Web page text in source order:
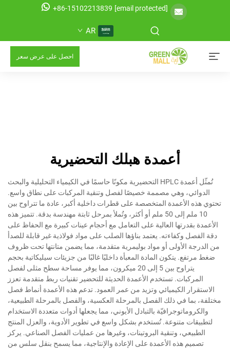
[email protected]
+86-15102213839
AR
احصل على عرض سعر
أعمدة هبلك التحضيرية
تُمثّل أعمدة HPLC التحضيرية مكونًا حاسمًا في الكيمياء التحليلية والبحث
الدوائي، وهي مصممة خصيصًا لفصل وتنقية المركبات على نطاق واسع.
تحتوي هذه الأعمدة المتخصصة على قطرات داخلية أكبر، عادة ما تتراوح بين
10 ملم إلى 50 ملم أو أكثر، وتُملأ بمرحل ثابتة مهندسة بدقة. تتميز هذه
الأعمدة بقدرتها العالية على التعامل مع أحجام عينات كبيرة مع الحفاظ على
دقة الفصل وكفاءته. يعتمد بناؤها الصلب على مواد فولاذية غير قابلة للصدأ
من الدرجة الأولى أو مواد بوليمرية متقدمة، مما يضمن متانتها تحت ظروف
ضغط مرتفع. يتكون المادة المعبأة داخليًا غالبًا من جزيئات سيليكاتية بحجم
يتراوح بين 5 إلى 20 ميكرون، مما يوفر مساحة سطح مثلى لفصل
المركبات. تستخدم الأعمدة الحديثة للتحضير تقنيات ربط متقدمة تعزز
الاستقرار الكيميائي وتزيد من عمر العمود. تدعم هذه الأعمدة أنماط فصل
مختلفة، بما في ذلك الفصل بالمرحلة العكسية، والفصل بالمرحلة الطبيعية،
والكروماتوجرافيّة بالتبادل الأيوني، مما يجعلها أدوات متعددة الاستخدام
لتطبيقات متنوعة. تُستخدم بشكل واسع في تطوير الأدوية، والعزل المنتج
الطبيعي، وتنقية البروتينات، وغيرها من عمليات الفصل الصناعي. يركز
تصميم هذه الأعمدة على الإعادة والإنتاجية، مما يسمح بنقل سلس من